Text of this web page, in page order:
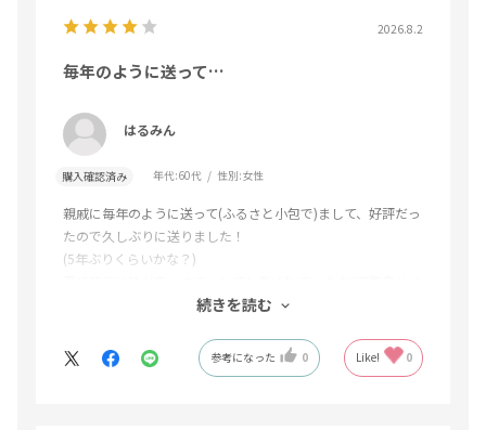
2026.8.2
毎年のように送って…
はるみん
購入確認済み 年代:60代 性別:女性
親戚に毎年のように送って(ふるさと小包で)まして、好評だっ
たので久しぶりに送りました！
(5年ぶりくらいかな？)
食べたことがないので分かりませんが…
続きを読む
参考になった 0 Like! 0